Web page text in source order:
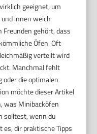
geeignet, um
und innen weich
gehört, dass
Öfen. Oft
verteilt wird
Manchmal fehlt
oder die optimalen
möchte dieser Artikel
was Minibacköfen
solltest, wenn du
es, dir praktische Tipps